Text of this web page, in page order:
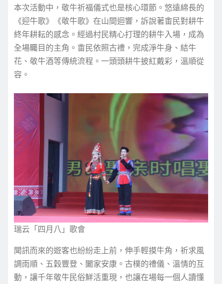
本次活動中，敬牛祈福儀式也是核心環節。悠遠綿長的
《迎牛歌》《敬牛歌》在山間迴響，訴說著畬民對耕牛
終年耕耘的感念。經過村民精心打理的耕牛入場，成為
全場矚目的主角。畬民依照古禮，完成淨牛身、結牛
花、敬牛酒等傳統流程。一頭頭耕牛披紅戴彩，溫順從
容。
瑞云「四月八」歌會
聞訊而來的遊客也紛紛走上前，伸手輕摸牛角，祈求風
調雨順、五穀豐登、闔家安康。古樸的禮儀、溫情的互
動，讓千年敬牛民俗鮮活重現，也讓在場每一個人讀懂